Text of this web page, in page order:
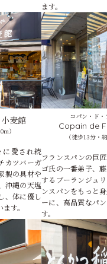
ます。
麦館
）
に愛され続
カツバーガ
製の具材や
沖縄の天塩
、体に優し
す。
コパン・ド・
Copain de
（徒歩13分・
フランスパンの巨
ゴ氏の一番弟子、
するブーランジュ
ンスパンをもっと
ーに、高品質なパ
す。